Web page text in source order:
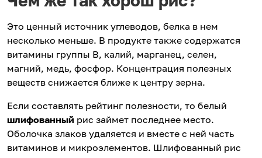
Это ценный источник углеводов, белка в нем
несколько меньше. В продукте также содержатся
витамины группы В, калий, марганец, селен,
магний, медь, фосфор. Концентрация полезных
веществ снижается ближе к центру зерна.
Если составлять рейтинг полезности, то белый
шлифованный рис займет последнее место.
Оболочка злаков удаляется и вместе с ней часть
витаминов и микроэлементов. Шлифованный рис